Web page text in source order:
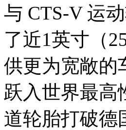
与 CTS-V 运
了近1英寸（
供更为宽敞的
跃入世界最高
道轮胎打破德